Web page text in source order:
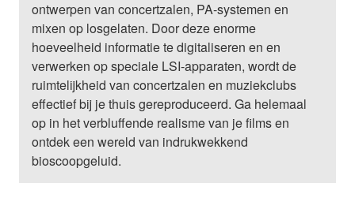
ontwerpen van concertzalen, PA-systemen en
mixen op losgelaten. Door deze enorme
hoeveelheid informatie te digitaliseren en en
verwerken op speciale LSI-apparaten, wordt de
ruimtelijkheid van concertzalen en muziekclubs
effectief bij je thuis gereproduceerd. Ga helemaal
op in het verbluffende realisme van je films en
ontdek een wereld van indrukwekkend
bioscoopgeluid.